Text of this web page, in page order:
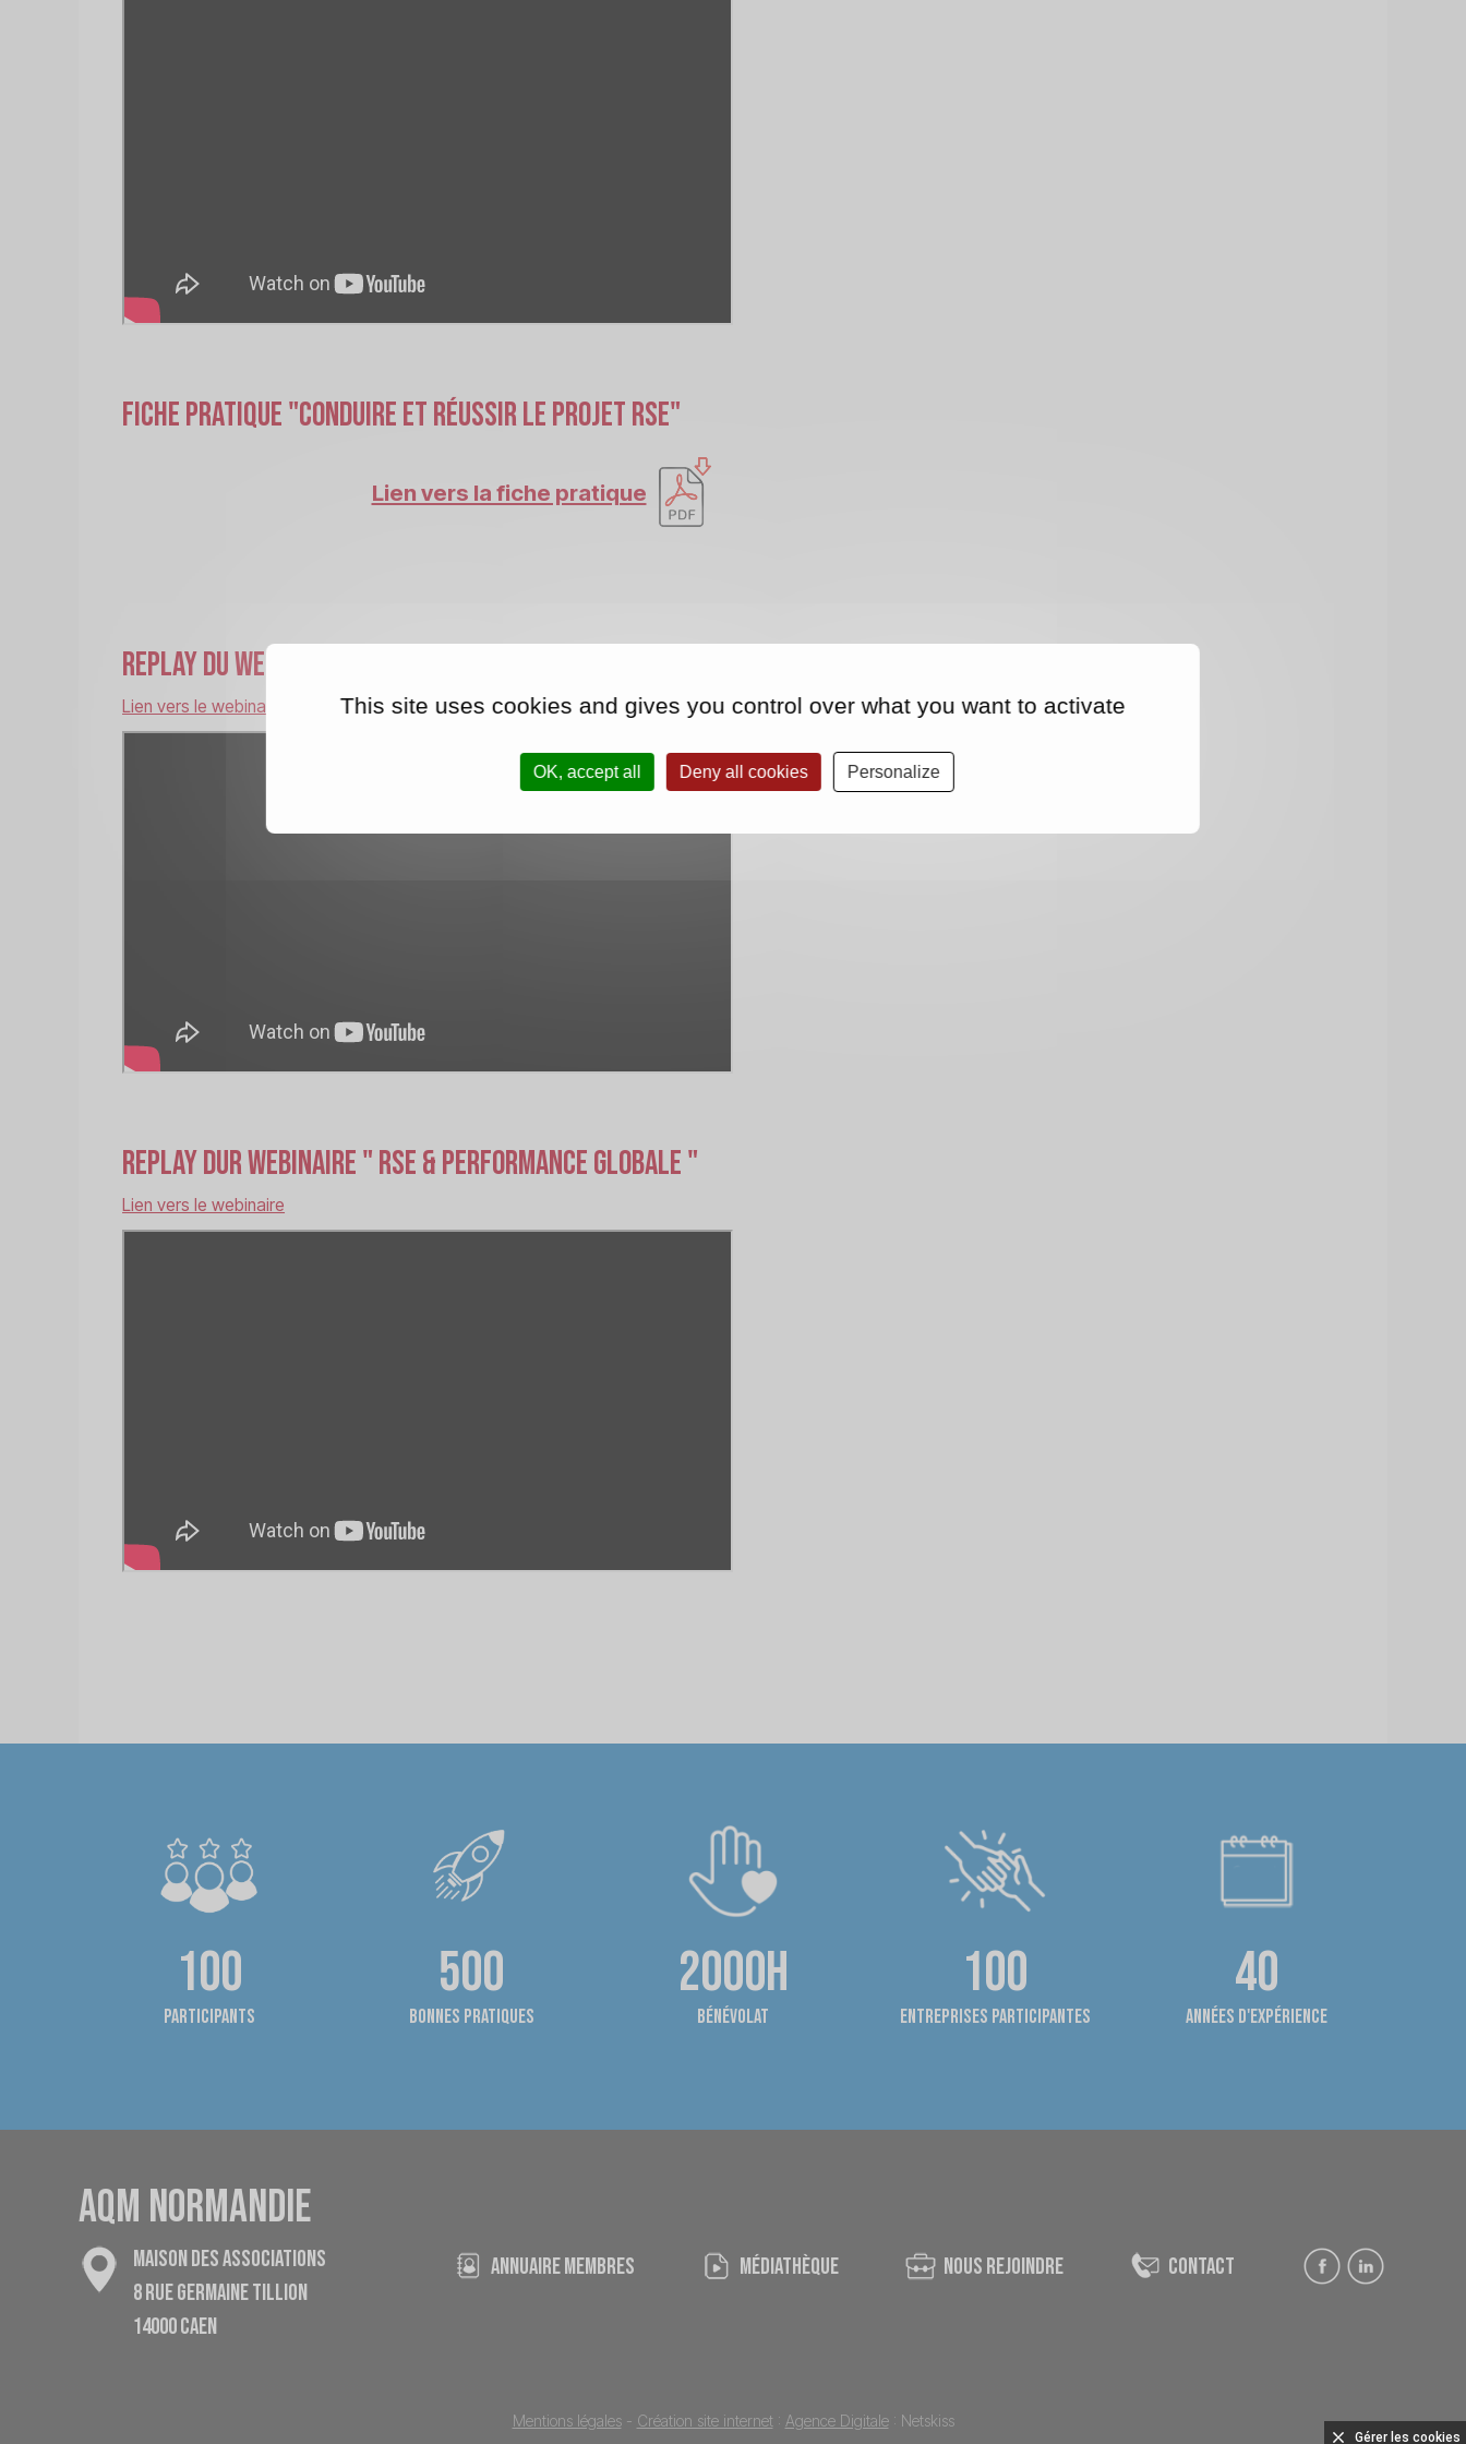
Fiche pratique "Conduire et réussir le projet RSE"
Lien vers la fiche pratique
Replay du webinaire " Achats Responsables "
Lien vers le webinaire
Replay dur Webinaire " RSE & performance globale "
Lien vers le webinaire
100
Participants
500
bonnes pratiques
2000h
bénévolat
100
entreprises participantes
40
années d'expérience
AQM NORMANDIE
MAISON DES ASSOCIATIONS
8 RUE GERMAINE TILLION
14000 CAEN
ANNUAIRE MEMBRES médiathèque nous rejoindre contact
Mentions légales- Création site internet : Agence Digitale: Netskiss
Gérer les cookies
This site uses cookies and gives you control over what you want to activate
OK, accept all Deny all cookies Personalize